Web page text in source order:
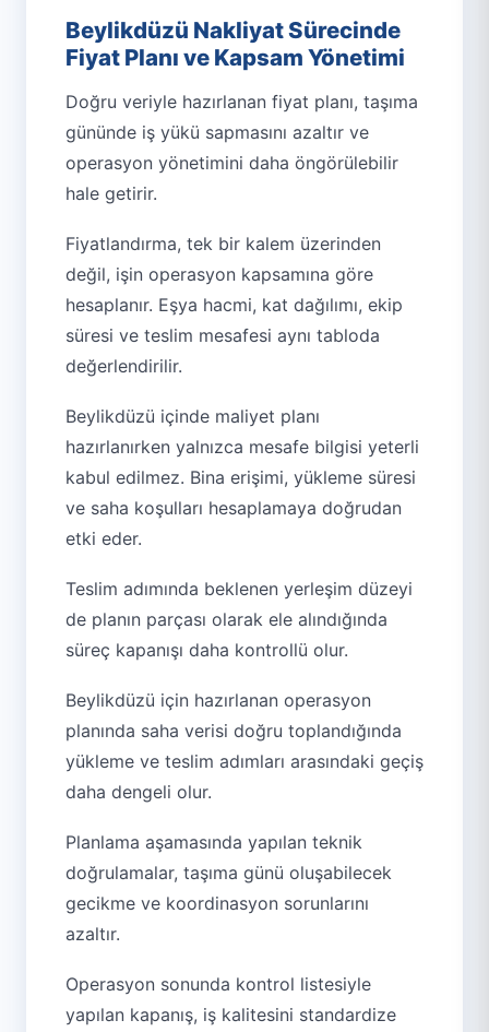
Beylikdüzü Nakliyat Sürecinde
Fiyat Planı ve Kapsam Yönetimi
Doğru veriyle hazırlanan fiyat planı, taşıma
gününde iş yükü sapmasını azaltır ve
operasyon yönetimini daha öngörülebilir
hale getirir.
Fiyatlandırma, tek bir kalem üzerinden
değil, işin operasyon kapsamına göre
hesaplanır. Eşya hacmi, kat dağılımı, ekip
süresi ve teslim mesafesi aynı tabloda
değerlendirilir.
Beylikdüzü içinde maliyet planı
hazırlanırken yalnızca mesafe bilgisi yeterli
kabul edilmez. Bina erişimi, yükleme süresi
ve saha koşulları hesaplamaya doğrudan
etki eder.
Teslim adımında beklenen yerleşim düzeyi
de planın parçası olarak ele alındığında
süreç kapanışı daha kontrollü olur.
Beylikdüzü için hazırlanan operasyon
planında saha verisi doğru toplandığında
yükleme ve teslim adımları arasındaki geçiş
daha dengeli olur.
Planlama aşamasında yapılan teknik
doğrulamalar, taşıma günü oluşabilecek
gecikme ve koordinasyon sorunlarını
azaltır.
Operasyon sonunda kontrol listesiyle
yapılan kapanış, iş kalitesini standardize